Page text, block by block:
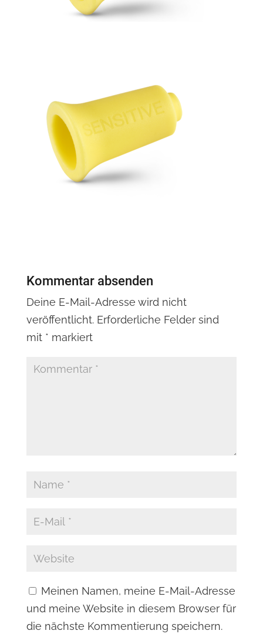
Kommentar absenden
Deine E-Mail-Adresse wird nicht
veröffentlicht. Erforderliche Felder sind
mit * markiert
Meinen Namen, meine E-Mail-Adresse
und meine Website in diesem Browser für
die nächste Kommentierung speichern.